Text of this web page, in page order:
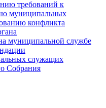
требований к
муниципальных
конфликта
муниципальной службе
служащих
Cобрания